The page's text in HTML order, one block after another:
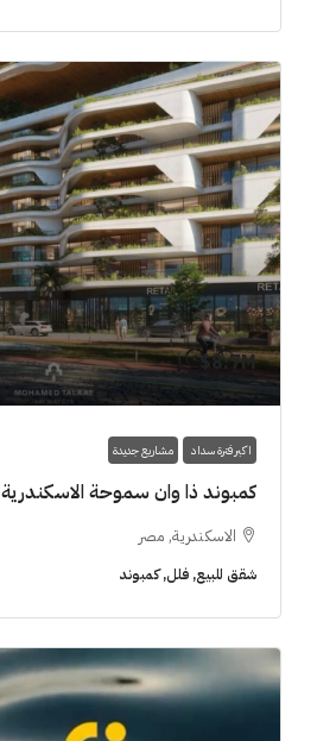
8.7M$
اكبر فترة سداد مشاريع جديدة
كمبوند ذا وان سموحة الاسكندرية
الاسكندرية, مصر
شقق للبيع, فلل, كمبوند